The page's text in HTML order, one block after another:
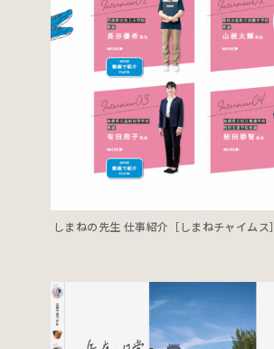
しまねの先生 仕事紹介［しまねチャイムス］